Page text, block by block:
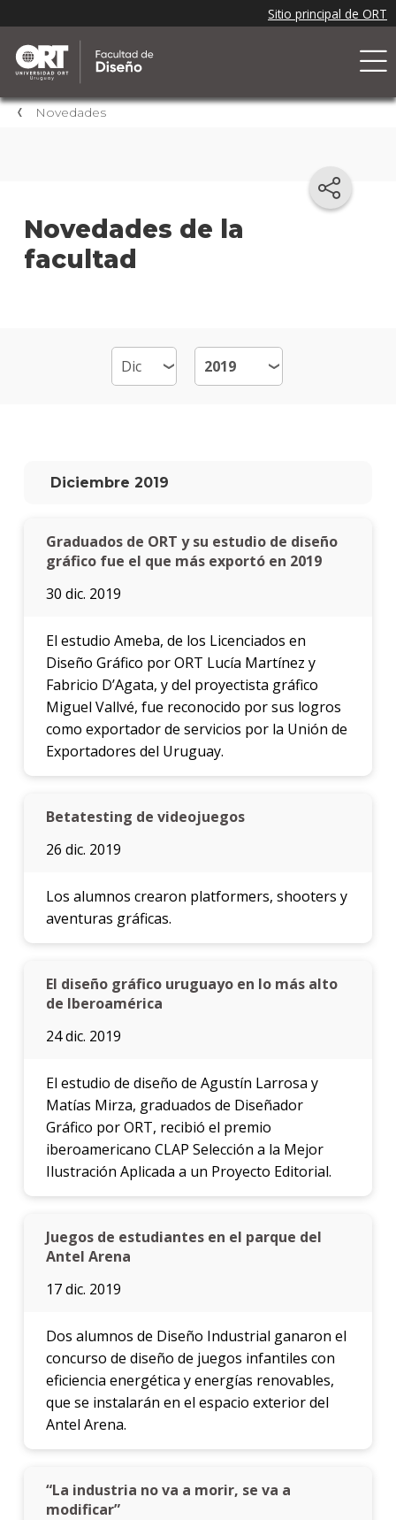
Novedades
Novedades de la
facultad
Diciembre 2019
Graduados de ORT y su estudio de diseño
gráfico fue el que más exportó en 2019
30 dic. 2019
El estudio Ameba, de los Licenciados en
Diseño Gráfico por ORT Lucía Martínez y
Fabricio D’Agata, y del proyectista gráfico
Miguel Vallvé, fue reconocido por sus logros
como exportador de servicios por la Unión de
Exportadores del Uruguay.
Betatesting de videojuegos
26 dic. 2019
Los alumnos crearon platformers, shooters y
aventuras gráficas.
El diseño gráfico uruguayo en lo más alto
de Iberoamérica
24 dic. 2019
El estudio de diseño de Agustín Larrosa y
Matías Mirza, graduados de Diseñador
Gráfico por ORT, recibió el premio
iberoamericano CLAP Selección a la Mejor
Ilustración Aplicada a un Proyecto Editorial.
Juegos de estudiantes en el parque del
Antel Arena
17 dic. 2019
Dos alumnos de Diseño Industrial ganaron el
concurso de diseño de juegos infantiles con
eficiencia energética y energías renovables,
que se instalarán en el espacio exterior del
Antel Arena.
“La industria no va a morir, se va a
modificar”